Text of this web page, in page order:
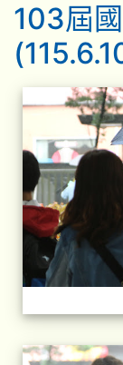
103屆
相簿列